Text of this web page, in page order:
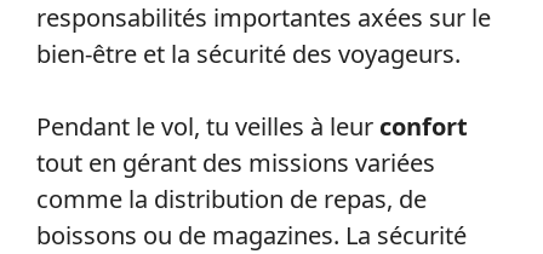
responsabilités importantes axées sur le
bien-être et la sécurité des voyageurs.
Pendant le vol, tu veilles à leur confort
tout en gérant des missions variées
comme la distribution de repas, de
boissons ou de magazines. La sécurité